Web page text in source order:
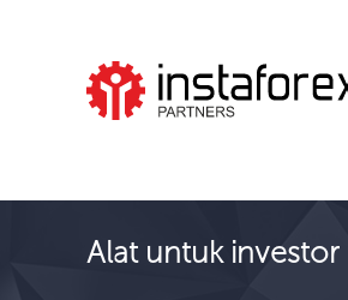
Alat untuk investor